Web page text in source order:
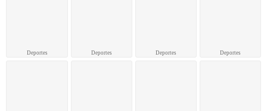
Deportes Deportes Deportes Deportes